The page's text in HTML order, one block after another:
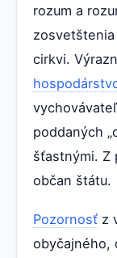
rozum a
cirkvi.
poddaných
šťastnými. Z
občan štátu.
Pozornosť z
obyčajného,